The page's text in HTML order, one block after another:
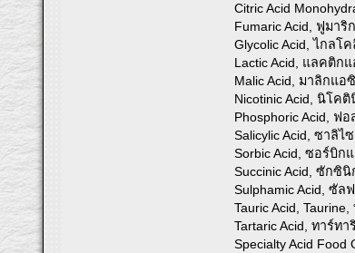
Citric Acid
Fumaric Acid, ฟูมา
Glycolic Acid, ไกล
Lactic Acid, แลคติ
Malic Acid, มาลิกแ
Nicotinic Acid, นิโ
Phosphoric Acid,
Salicylic Acid, ซาลิ
Sorbic Acid, ซอร์บิ
Succinic Acid, ซัก
Sulphamic Acid, ซั
Tauric Acid,
Tartaric Acid, ทาร์ท
Specialty Acid